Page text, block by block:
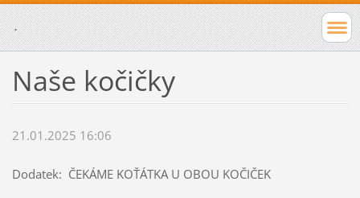
.
Naše kočičky
21.01.2025 16:06
Dodatek: ČEKÁME KOŤÁTKA U OBOU KOČIČEK